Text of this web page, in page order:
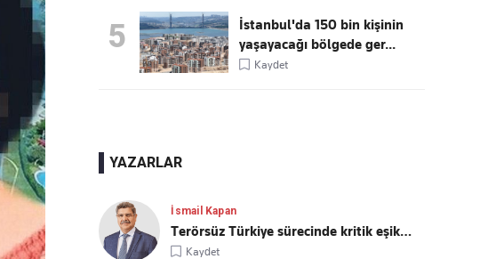
5
İstanbul'da 150 bin kişinin
yaşayacağı bölgede ger...
Kaydet
YAZARLAR
İsmail Kapan
Terörsüz Türkiye sürecinde kritik eşik…
Kaydet